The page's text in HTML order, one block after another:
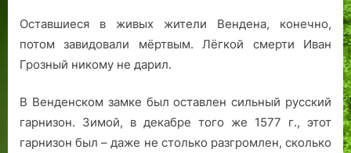
Оставшиеся в живых жители Вендена, конечно,
потом завидовали мёртвым. Лёгкой смерти Иван
Грозный никому не дарил.
В Венденском замке был оставлен сильный русский
гарнизон. Зимой, в декабре того же 1577 г., этот
гарнизон был – даже не столько разгромлен, сколько